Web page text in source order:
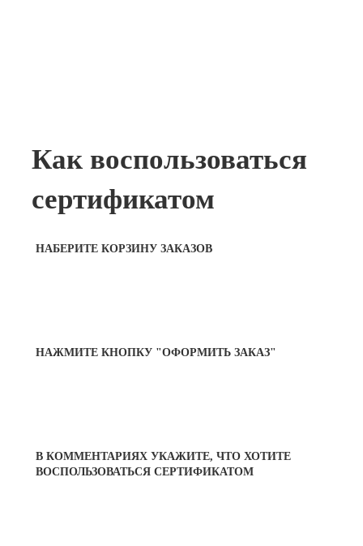
Как воспользоваться
сертификатом
НАБЕРИТЕ КОРЗИНУ ЗАКАЗОВ
НАЖМИТЕ КНОПКУ "ОФОРМИТЬ ЗАКАЗ"
В КОММЕНТАРИЯХ УКАЖИТЕ, ЧТО ХОТИТЕ
ВОСПОЛЬЗОВАТЬСЯ СЕРТИФИКАТОМ